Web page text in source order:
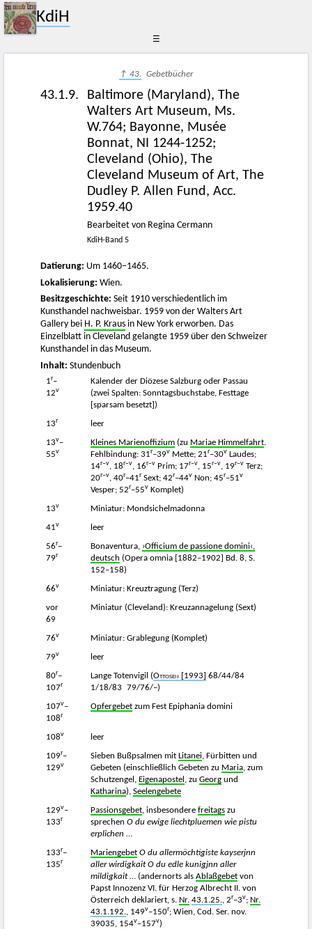
KdiH
☰
↑ 43. Gebetbücher
43.1.9.
Baltimore (Maryland), The
Walters Art Museum, Ms.
W.764; Bayonne, Musée
Bonnat, NI 1244-1252;
Cleveland (Ohio), The
Cleveland Museum of Art, The
Dudley P. Allen Fund, Acc.
1959.40
Bearbeitet von Regina Cermann
KdiH-Band 5
Datierung: Um 1460–1465.
Lokalisierung: Wien.
Besitzgeschichte: Seit 1910 verschiedentlich im
Kunsthandel nachweisbar. 1959 von der Walters Art
Gallery bei H. P. Kraus in New York erworben. Das
Einzelblatt in Cleveland gelangte 1959 über den Schweizer
Kunsthandel in das Museum.
Inhalt: Stundenbuch
1r–
12v
Kalender der Diözese Salzburg oder Passau
(zwei Spalten: Sonntagsbuchstabe, Festtage
[sparsam besetzt])
13r leer
13v–
55v
Kleines Marienoffizium (zu Mariae Himmelfahrt.
Fehlbindung: 31r–39v Mette; 21r–30v Laudes;
14r–v, 18r–v, 16r–v Prim; 17r–v, 15r–v, 19r–v Terz;
20r–v, 40r–41r Sext; 42r–44v Non; 45r–51v
Vesper; 52r–55v Komplet)
13v Miniatur: Mondsichelmadonna
41v leer
56r–
79r
Bonaventura, ›Officium de passione domini‹,
deutsch (Opera omnia [1882–1902] Bd. 8, S.
152–158)
66v Miniatur: Kreuztragung (Terz)
vor
69
Miniatur (Cleveland): Kreuzannagelung (Sext)
76v Miniatur: Grablegung (Komplet)
79v leer
80r–
107r
Lange Totenvigil (Ottosen [1993]
68/44/84
1/18/83 79/76/–)
107v–
108r
Opfergebet zum Fest Epiphania domini
108v leer
109r–
129v
Sieben Bußpsalmen mit Litanei, Fürbitten und
Gebeten (einschließlich Gebeten zu Maria, zum
Schutzengel, Eigenapostel , zu Georg und
Katharina), Seelengebete
129v–
133r
Passionsgebet, insbesondere freitags zu
sprechen O du ewige liechtpluemen wie pistu
erplichen …
133r–
135r
Mariengebet O du allermöchtigiste kayserjnn
aller wirdigkait O du edle kunigjnn aller
mildigkait… (andernorts als Ablaßgebet von
Papst Innozenz VI. für Herzog Albrecht II. von
Österreich deklariert, s. Nr. 43.1.25., 2r–3v; Nr.
43.1.192., 149v–150r; Wien, Cod. Ser. nov.
39035, 154v–157v)